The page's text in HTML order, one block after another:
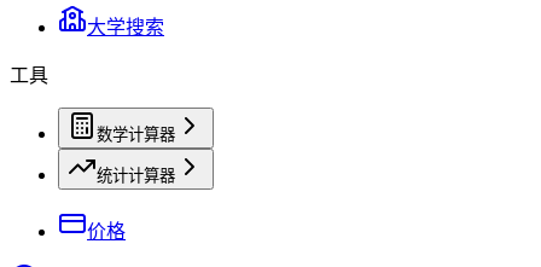
大学搜索
工具
数学计算器
统计计算器
价格